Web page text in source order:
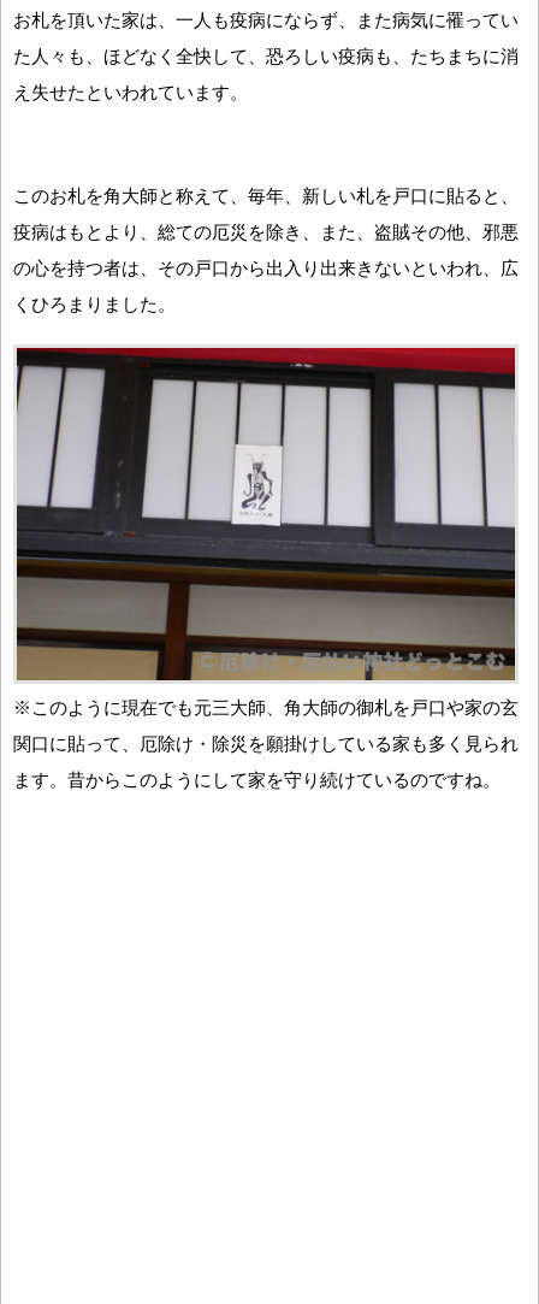
お札を頂いた家は、一人も疫病にならず、また病気に罹ってい
た人々も、ほどなく全快して、恐ろしい疫病も、たちまちに消
え失せたといわれています。
このお札を角大師と称えて、毎年、新しい札を戸口に貼ると、
疫病はもとより、総ての厄災を除き、また、盗賊その他、邪悪
の心を持つ者は、その戸口から出入り出来きないといわれ、広
くひろまりました。
※このように現在でも元三大師、角大師の御札を戸口や家の玄
関口に貼って、厄除け・除災を願掛けしている家も多く見られ
ます。昔からこのようにして家を守り続けているのですね。